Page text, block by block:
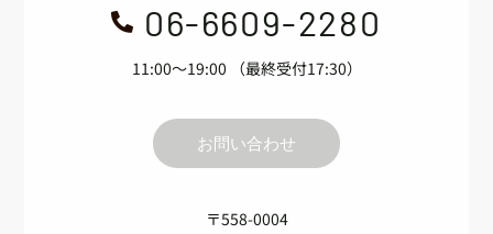
 06-6609-2280
11:00～19:00 （最終受付17:30）
お問い合わせ
〒558-0004